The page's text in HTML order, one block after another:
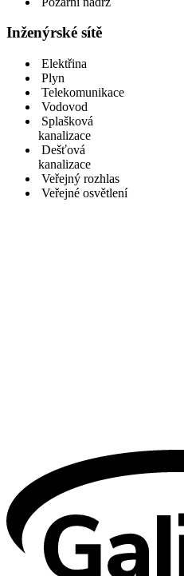
Inženýrské sítě
Elektřina
Plyn
Telekomunikace
Vodovod
Splašková
kanalizace
Dešťová
kanalizace
Veřejný rozhlas
Veřejné osvětlení